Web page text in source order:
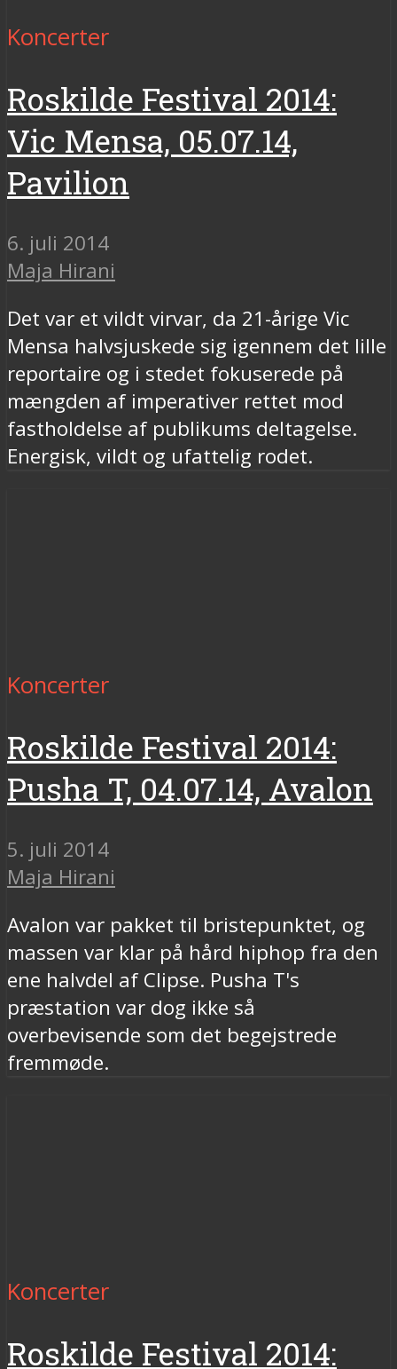
Koncerter
Roskilde Festival 2014:
Vic Mensa, 05.07.14,
Pavilion
6. juli 2014
Maja Hirani
Det var et vildt virvar, da 21-årige Vic
Mensa halvsjuskede sig igennem det lille
reportaire og i stedet fokuserede på
mængden af imperativer rettet mod
fastholdelse af publikums deltagelse.
Energisk, vildt og ufattelig rodet.
Koncerter
Roskilde Festival 2014:
Pusha T, 04.07.14, Avalon
5. juli 2014
Maja Hirani
Avalon var pakket til bristepunktet, og
massen var klar på hård hiphop fra den
ene halvdel af Clipse. Pusha T's
præstation var dog ikke så
overbevisende som det begejstrede
fremmøde.
Koncerter
Roskilde Festival 2014: